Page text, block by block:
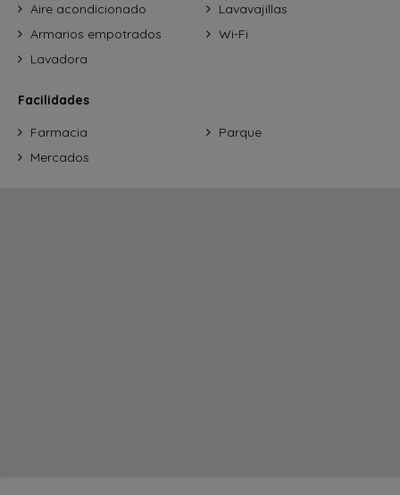
Aire acondicionado
Armarios empotrados
Lavadora
Lavavajillas
Wi-Fi
Facilidades
Farmacia
Mercados
Parque